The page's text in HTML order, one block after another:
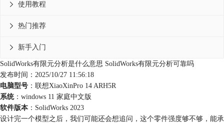
使用教程

热门推荐

新手入门

SolidWorks有限元分析是什么意思 SolidWorks有限元分析可靠吗
发布时间：2025/10/27 11:56:18
电脑型号 ：联想XiaoXinPro 14 ARH5R
系统：windows 11 家庭中文版
软件版本 ：SolidWorks 2023
设计完一个模型之后，我们可能还会想追问，这个零件强度够不够，能承